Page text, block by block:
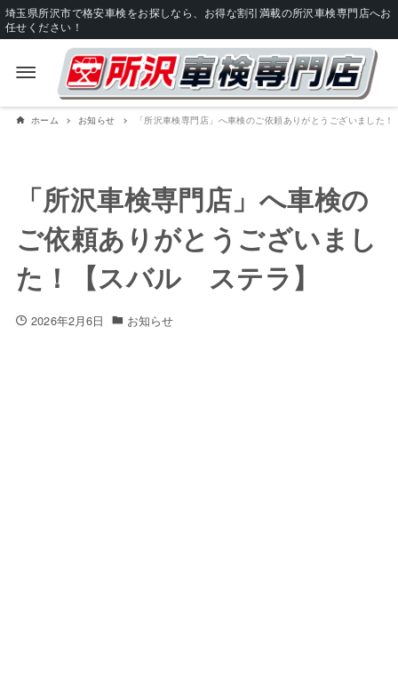
埼玉県所沢市で格安車検をお探しなら、お得な割引満載の所沢車検専門店へお
任せください！
ホーム お知らせ 「所沢車検専門店」へ車検のご依頼ありがとうございました
「所沢車検専門店」へ車検の
ご依頼ありがとうございまし
た！【スバル ステラ】
2026年2月6日 お知らせ